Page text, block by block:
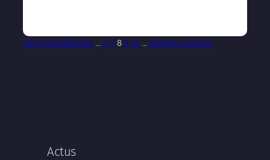
Page précédente1 … 6 7 8 9 10 … 14Page suivante
Actus